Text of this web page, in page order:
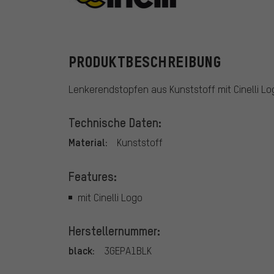
PRODUKTBESCHREIBUNG
Lenkerendstopfen aus Kunststoff mit Cinelli
Technische Daten:
Material: Kunststoff
Features:
mit Cinelli Logo
Herstellernummer:
black: 3GEPA1BLK